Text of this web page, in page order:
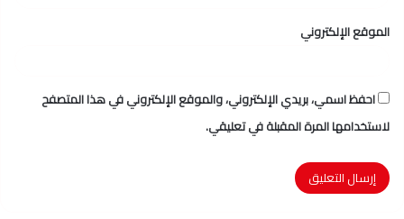
الموقع الإلكتروني
احفظ اسمي، بريدي الإلكتروني، والموقع الإلكتروني في هذا المتصفح
لاستخدامها المرة المقبلة في تعليقي.